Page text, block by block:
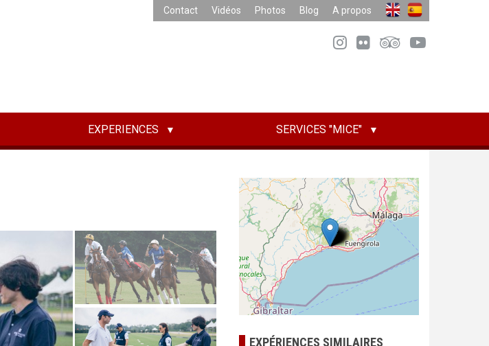
Contact Vidéos Photos Blog A propos
EXPERIENCES SERVICES "MICE"
EXPÉRIENCES SIMILAIRES